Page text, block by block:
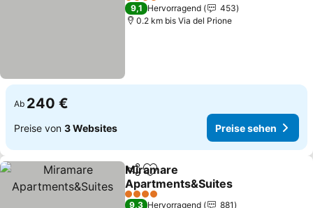
4 Sterne
9,1 Hervorragend
453
0.2 km bis Via del Prione
Ab 240 €
Preise von 3 Websites Preise sehen
TeilenZu Favoriten hinzufügen
Miramare
Apartments&Suites
Preise sehen
4 Sterne
9,3 Hervorragend
881